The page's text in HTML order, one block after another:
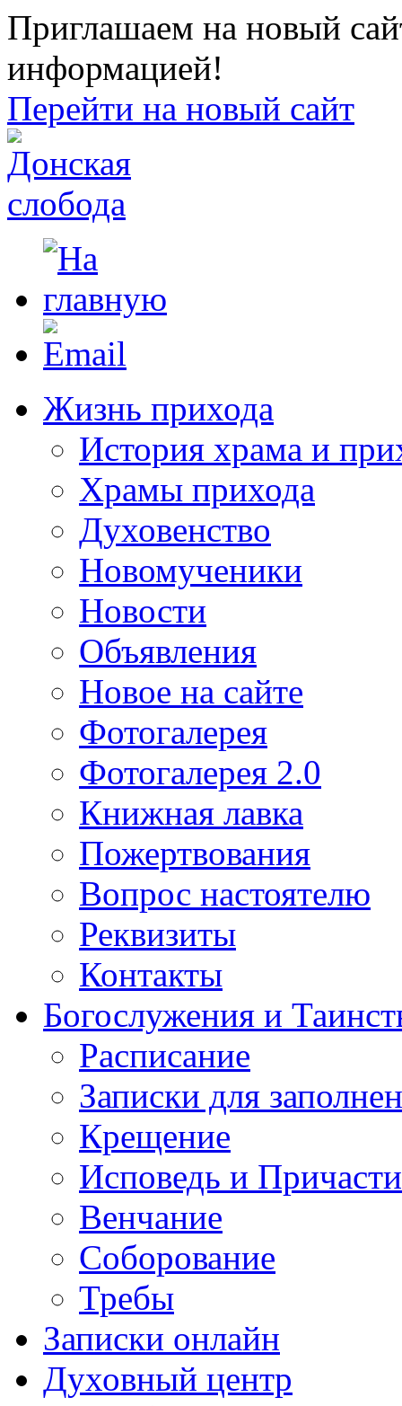
Приглашаем на новый
информацией!
Перейти на новый сайт
Жизнь прихода
История храма и
Храмы прихода
Духовенство
Новомученики
Новости
Объявления
Новое на сайте
Фотогалерея
Фотогалерея 2.0
Книжная лавка
Пожертвования
Вопрос настоятелю
Реквизиты
Контакты
Богослужения и
Расписание
Записки для
Крещение
Исповедь и
Венчание
Соборование
Требы
Записки онлайн
Духовный центр